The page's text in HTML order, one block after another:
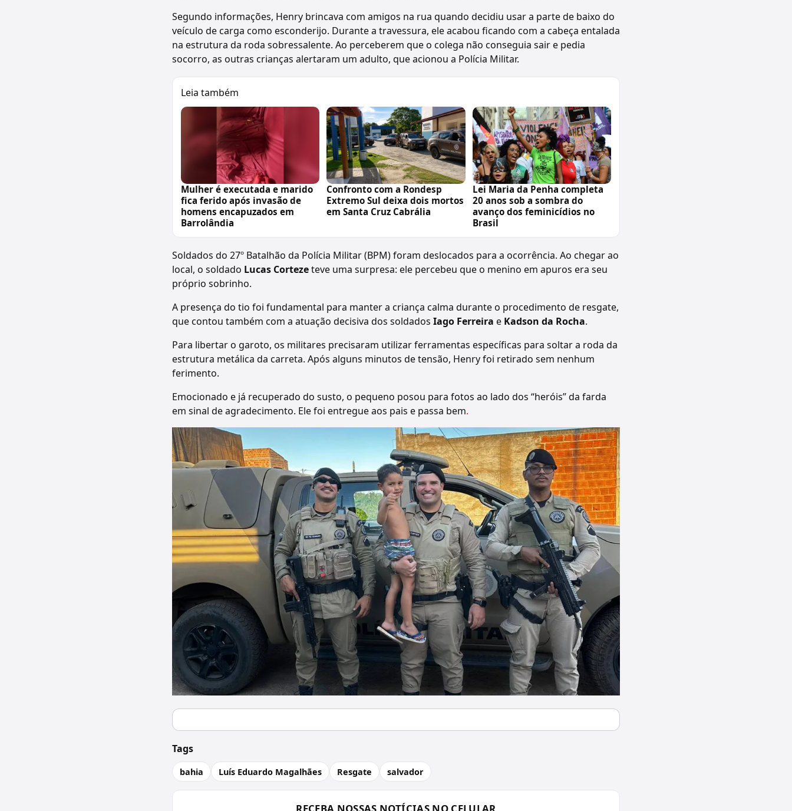
Segundo informações, Henry brincava com amigos na rua quando decidiu usar a parte de baixo do
veículo de carga como esconderijo. Durante a travessura, ele acabou ficando com a cabeça entalada
na estrutura da roda sobressalente. Ao perceberem que o colega não conseguia sair e pedia
socorro, as outras crianças alertaram um adulto, que acionou a Polícia Militar.
Leia também
Mulher é executada e marido
fica ferido após invasão de
homens encapuzados em
Barrolândia
Confronto com a Rondesp
Extremo Sul deixa dois mortos
em Santa Cruz Cabrália
Lei Maria da Penha completa
20 anos sob a sombra do
avanço dos feminicídios no
Brasil
Soldados do 27º Batalhão da Polícia Militar (BPM) foram deslocados para a ocorrência. Ao chegar ao
local, o soldado Lucas Cortezeteve uma surpresa: ele percebeu que o menino em apuros era seu
próprio sobrinho.
A presença do tio foi fundamental para manter a criança calma durante o procedimento de resgate,
que contou também com a atuação decisiva dos soldados Iago Ferreira e Kadson da Rocha.
Para libertar o garoto, os militares precisaram utilizar ferramentas específicas para soltar a roda da
estrutura metálica da carreta. Após alguns minutos de tensão, Henry foi retirado sem nenhum
ferimento.
Emocionado e já recuperado do susto, o pequeno posou para fotos ao lado dos “heróis” da farda
em sinal de agradecimento. Ele foi entregue aos pais e passa bem.
Tags
bahia Luís Eduardo Magalhães Resgate salvador